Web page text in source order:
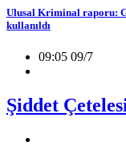
Ulusal Kriminal raporu:
kullanıldı
09:05 09/7
Şiddet